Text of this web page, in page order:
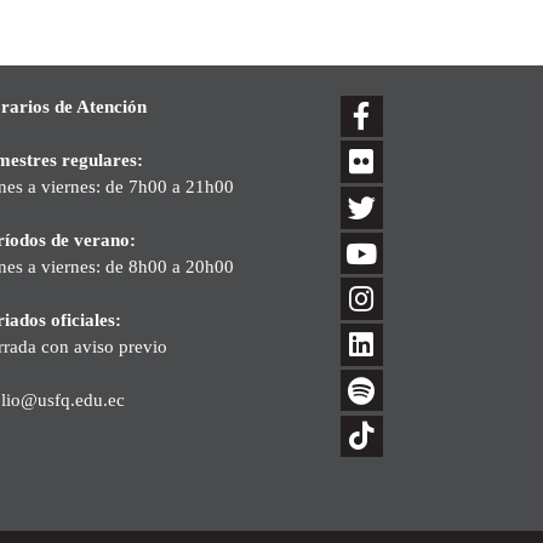
de Atención
regulares:
a viernes: de 7h00 a 21h00
de verano:
a viernes: de 8h00 a 20h00
oficiales:
con aviso previo